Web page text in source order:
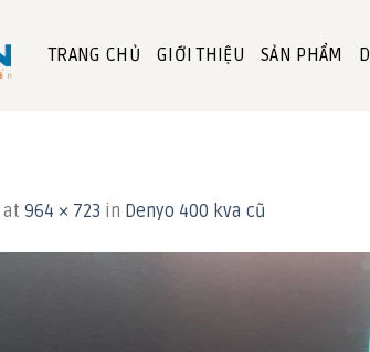
TRANG CHỦ GIỚI THIỆU SẢN PHẨM
at 964 × 723 in Denyo 400 kva cũ